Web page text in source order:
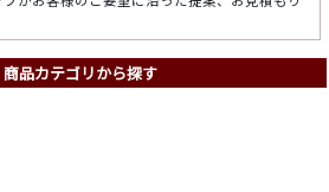
商品カテゴリから探す